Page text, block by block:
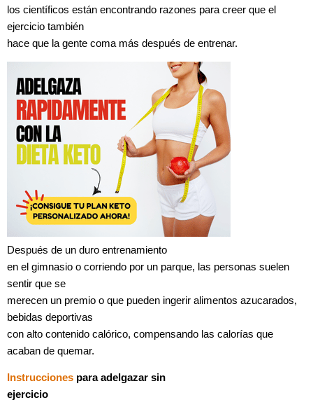
los científicos están encontrando razones para creer que el
ejercicio también
hace que la gente coma más después de entrenar.
Después de un duro entrenamiento
en el gimnasio o corriendo por un parque, las personas suelen
sentir que se
merecen un premio o que pueden ingerir alimentos azucarados,
bebidas deportivas
con alto contenido calórico, compensando las calorías que
acaban de quemar.
Instrucciones para adelgazar sin
ejercicio